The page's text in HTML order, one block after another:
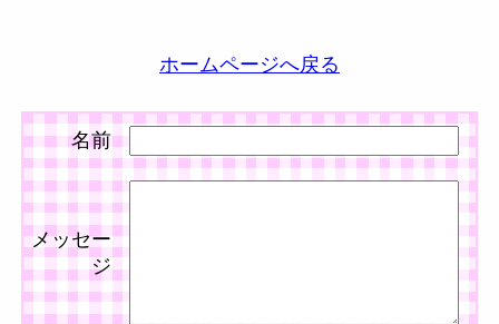
ホームページへ戻る
名前
メッセー
ジ